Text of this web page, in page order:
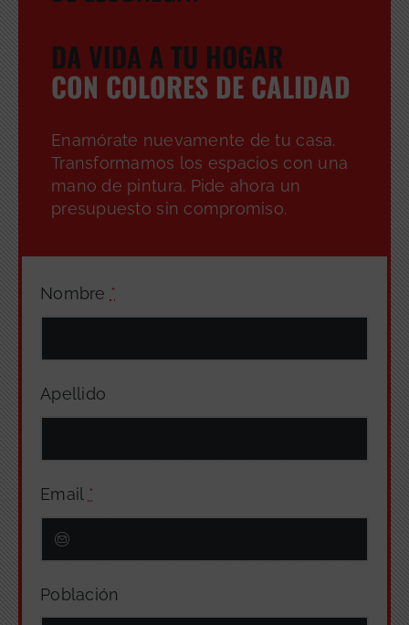
Nombre *
Apellido
Email *
Población
DA VIDA A TU HOGAR
CON COLORES DE CALIDAD
Enamórate nuevamente de tu casa.
Transformamos los espacios con una
mano de pintura. Pide ahora un
presupuesto sin compromiso.